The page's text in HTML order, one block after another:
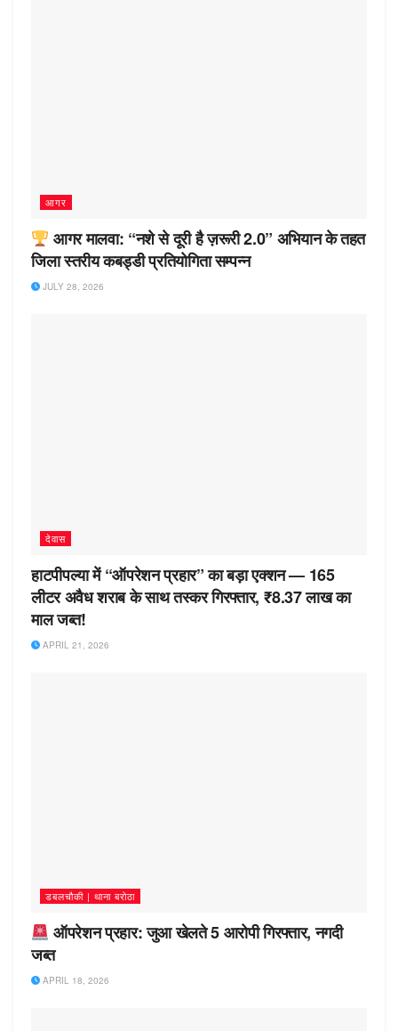
आगर
आगर मालवा: “नशे से दूरी है ज़रूरी 2.0” अभियान के तहत
जिला स्तरीय कबड्डी प्रतियोगिता सम्पन्न
JULY 28, 2026
देवास
हाटपीपल्या में “ऑपरेशन प्रहार” का बड़ा एक्शन — 165
लीटर अवैध शराब के साथ तस्कर गिरफ्तार, ₹8.37 लाख का
माल जब्त!
APRIL 21, 2026
डबलचौकी | थाना बरोठा
ऑपरेशन प्रहार: जुआ खेलते 5 आरोपी गिरफ्तार, नगदी
जब्त
APRIL 18, 2026